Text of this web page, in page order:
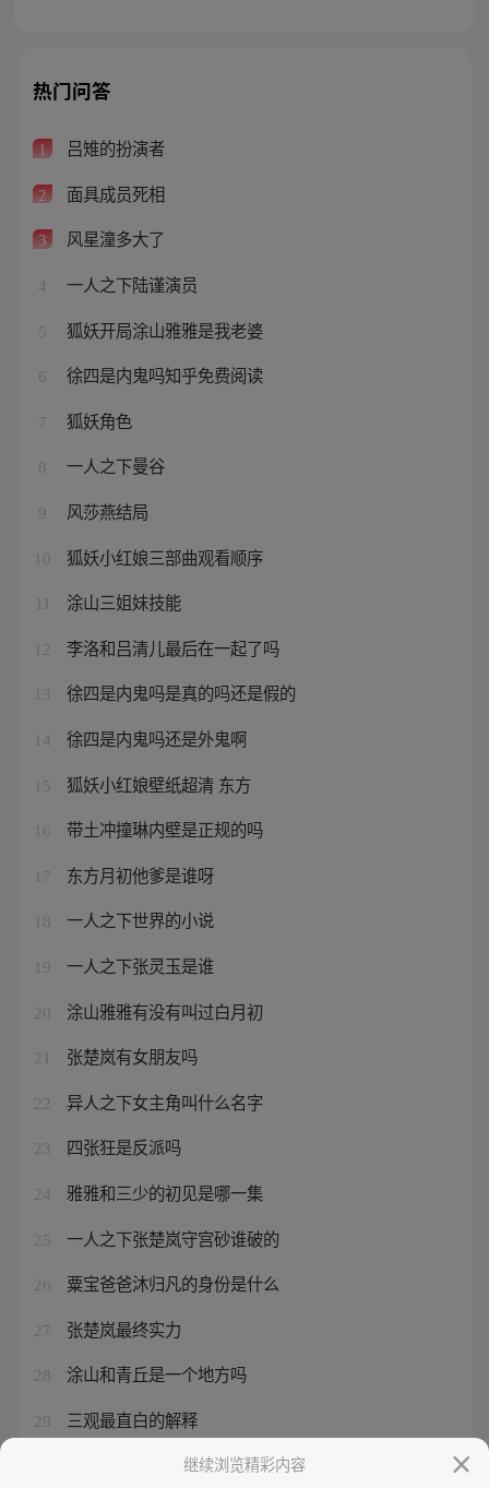
热门问答
1 吕雉的扮演者
2 面具成员死相
3 风星潼多大了
4 一人之下陆谨演员
5 狐妖开局涂山雅雅是我老婆
6 徐四是内鬼吗知乎免费阅读
7 狐妖角色
8 一人之下曼谷
9 风莎燕结局
10 狐妖小红娘三部曲观看顺序
涂山三姐妹技能
12 李洛和吕清儿最后在一起了吗
13 徐四是内鬼吗是真的吗还是假的
14 徐四是内鬼吗还是外鬼啊
15 狐妖小红娘壁纸超清 东方
16 带土冲撞琳内壁是正规的吗
17 东方月初他爹是谁呀
18 一人之下世界的小说
19 一人之下张灵玉是谁
20 涂山雅雅有没有叫过白月初
21 张楚岚有女朋友吗
22 异人之下女主角叫什么名字
23 四张狂是反派吗
24 雅雅和三少的初见是哪一集
25 一人之下张楚岚守宫砂谁破的
26 粟宝爸爸沐归凡的身份是什么
27 张楚岚最终实力
28 涂山和青丘是一个地方吗
29 三观最直白的解释
涂山红红和东方月初转世续缘法宝
继续浏览精彩内容